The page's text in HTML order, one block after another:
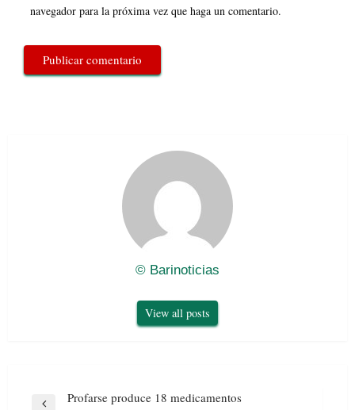
navegador para la próxima vez que haga un comentario.
© Barinoticias
View all posts
Navegación
Profarse produce 18 medicamentos